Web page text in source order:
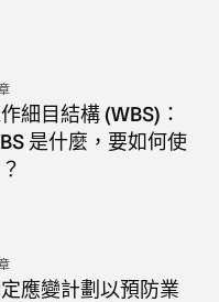
細目結構 (WBS)：
是什麼，要如何使
應變計劃以預防業